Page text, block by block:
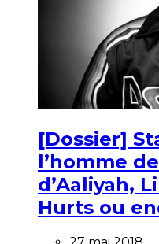
[Dossier]
l’homme
d’Aaliyah,
Hurts ou